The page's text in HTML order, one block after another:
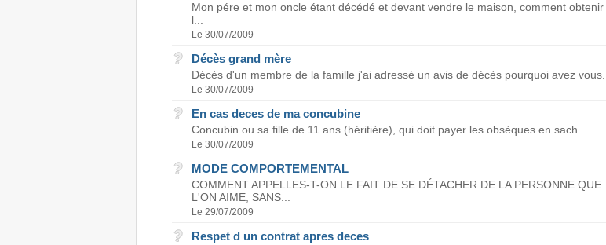
Mon pére et mon oncle étant décédé et devant vendre le maison, comment obtenir
l...
Le 30/07/2009
Décès grand mère
Décès d'un membre de la famille j'ai adressé un avis de décès pourquoi avez vous...
Le 30/07/2009
En cas deces de ma concubine
Concubin ou sa fille de 11 ans (héritière), qui doit payer les obsèques en sach...
Le 30/07/2009
MODE COMPORTEMENTAL
COMMENT APPELLES-T-ON LE FAIT DE SE DÉTACHER DE LA PERSONNE QUE
L'ON AIME, SANS...
Le 29/07/2009
Respet d un contrat apres deces